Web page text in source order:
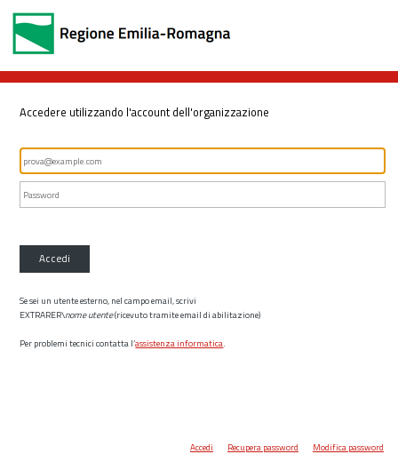
Accedere utilizzando l'account dell'organizzazione
Accedi
Se sei un utente esterno, nel campo email, scrivi
EXTRARER\nome utente(ricevuto tramite email di abilitazione)
Per problemi tecnici contatta l’assistenza informatica.
Accedi Recupera password Modifica password